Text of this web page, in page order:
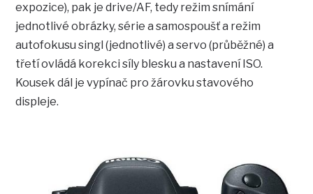
expozice), pak je drive/AF, tedy režim snímání
jednotlivé obrázky, série a samospoušť a režim
autofokusu singl (jednotlivé) a servo (průběžné) a
třetí ovládá korekci síly blesku a nastavení ISO.
Kousek dál je vypínač pro žárovku stavového
displeje.